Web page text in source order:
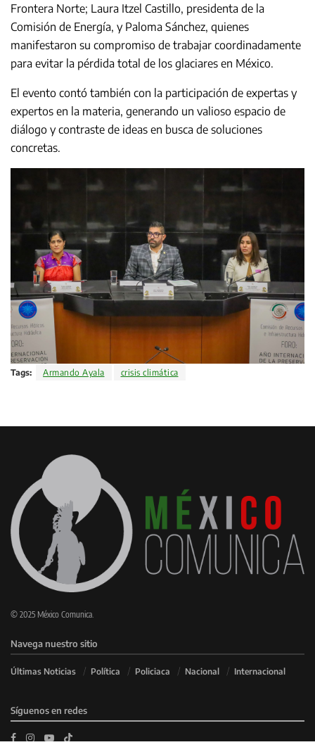
Frontera Norte; Laura Itzel Castillo, presidenta de la
Comisión de Energía, y Paloma Sánchez, quienes
manifestaron su compromiso de trabajar coordinadamente
para evitar la pérdida total de los glaciares en México.
El evento contó también con la participación de expertas y
expertos en la materia, generando un valioso espacio de
diálogo y contraste de ideas en busca de soluciones
concretas.
Tags: Armando Ayala crisis climática
© 2025 México Comunica.
Navega nuestro sitio
Últimas Noticias Política Policiaca Nacional Internacional
Síguenos en redes